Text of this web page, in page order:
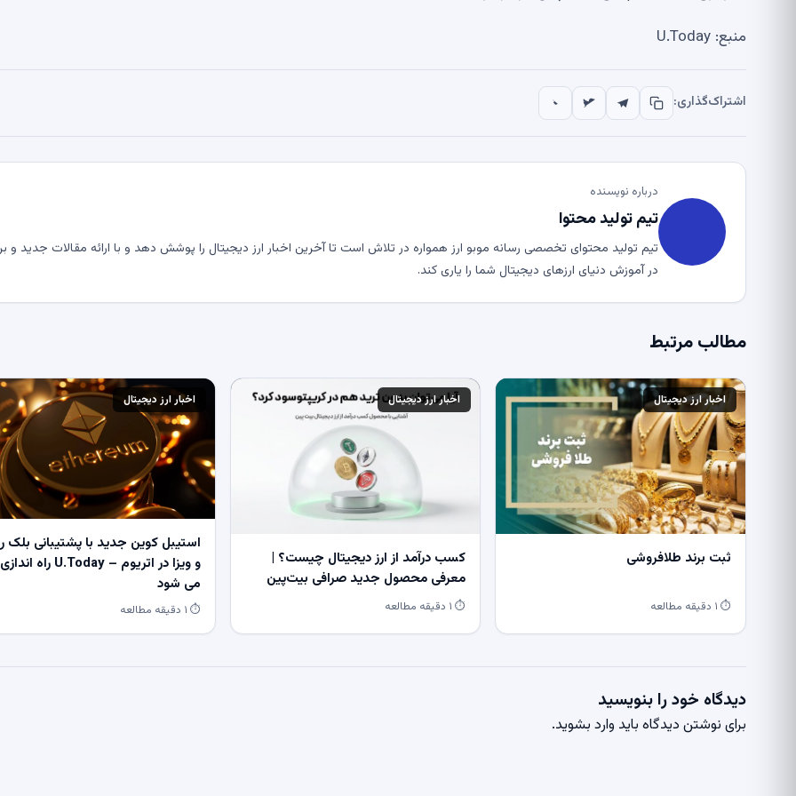
منبع: U.Today
اشتراک‌گذاری:
درباره نویسنده
تیم تولید محتوا
تیم تولید محتوای تخصصی رسانه موبو ارز همواره در تلاش است تا آخرین اخبار ارز دیجیتال را پوشش دهد و با ارائه مقالات جدید و
در آموزش دنیای ارزهای دیجیتال شما را یاری کند.
مطالب مرتبط
اخبار ارز دیجیتال
ثبت برند طلافروشی
⏱ ۱ دقیقه مطالعه
اخبار ارز دیجیتال
کسب درآمد از ارز دیجیتال چیست؟ |
معرفی محصول جدید صرافی بیت‌پین
⏱ ۱ دقیقه مطالعه
اخبار ارز دیجیتال
استیبل کوین جدید با پشتیبانی بلک
و ویزا در اتریوم – U.Today راه اندازی
می شود
⏱ ۱ دقیقه مطالعه
دیدگاه خود را بنویسید
برای نوشتن دیدگاه باید وارد بشوید.